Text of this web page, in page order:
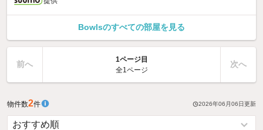
Bowlsのすべての部屋を見る
前へ
1ページ目
全1ページ
次へ
物件数2件 2026年06月06日更新